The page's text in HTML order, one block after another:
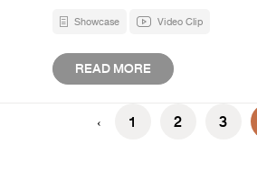
Showcase Video Clip
READ MORE
‹ 1 2 3